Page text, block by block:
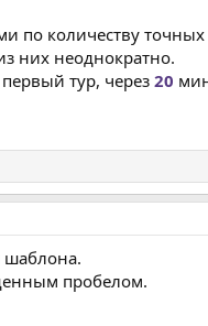
по количеству точных
них неоднократно.
тур, через 20
шаблона.
пробелом.